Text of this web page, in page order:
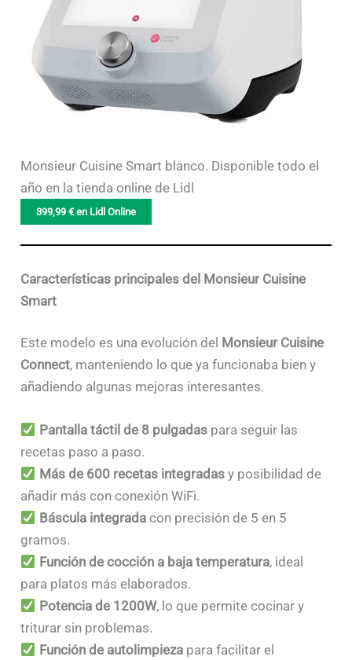
Monsieur Cuisine Smart blanco. Disponible todo el
año en la tienda online de Lidl
399,99 € en Lidl Online
Características principales del Monsieur Cuisine
Smart
Este modelo es una evolución del Monsieur Cuisine
Connect, manteniendo lo que ya funcionaba bien y
añadiendo algunas mejoras interesantes.
Pantalla táctil de 8 pulgadaspara seguir las
recetas paso a paso.
Más de 600 recetas integradasy posibilidad de
añadir más con conexión WiFi.
Báscula integradacon precisión de 5 en 5
gramos.
Función de cocción a baja temperatura, ideal
para platos más elaborados.
Potencia de 1200W, lo que permite cocinar y
triturar sin problemas.
Función de autolimpiezapara facilitar el